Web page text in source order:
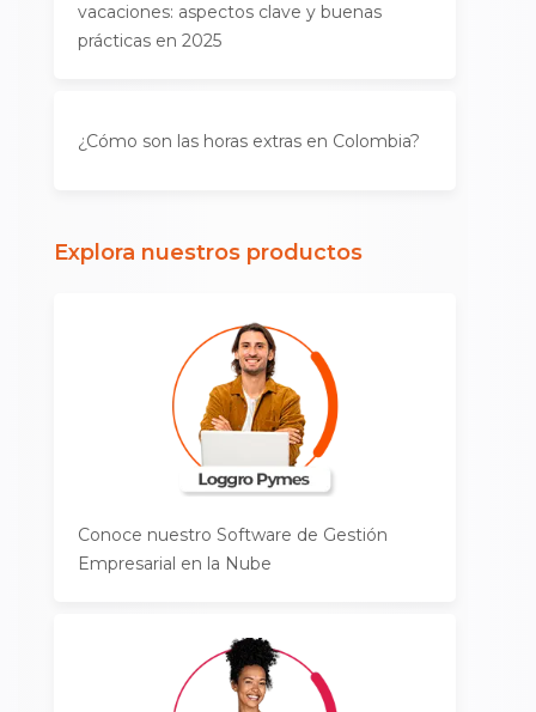
vacaciones: aspectos clave y buenas
prácticas en 2025
¿Cómo son las horas extras en Colombia?
Explora nuestros productos
Conoce nuestro Software de Gestión
Empresarial en la Nube